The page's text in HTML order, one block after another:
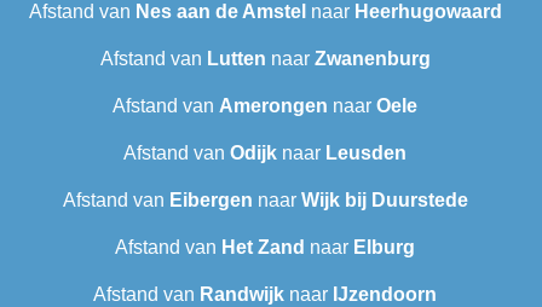
Afstand van Nes aan de Amstel naar Heerhugowaard
Afstand van Lutten naar Zwanenburg
Afstand van Amerongen naar Oele
Afstand van Odijk naar Leusden
Afstand van Eibergen naar Wijk bij Duurstede
Afstand van Het Zand naar Elburg
Afstand van Randwijk naar IJzendoorn